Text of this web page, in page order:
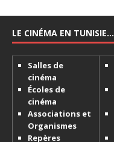
LE CINÉMA EN TUNISIE…
Salles de
cinéma
Écoles de
cinéma
Associations et
Organismes
Repères